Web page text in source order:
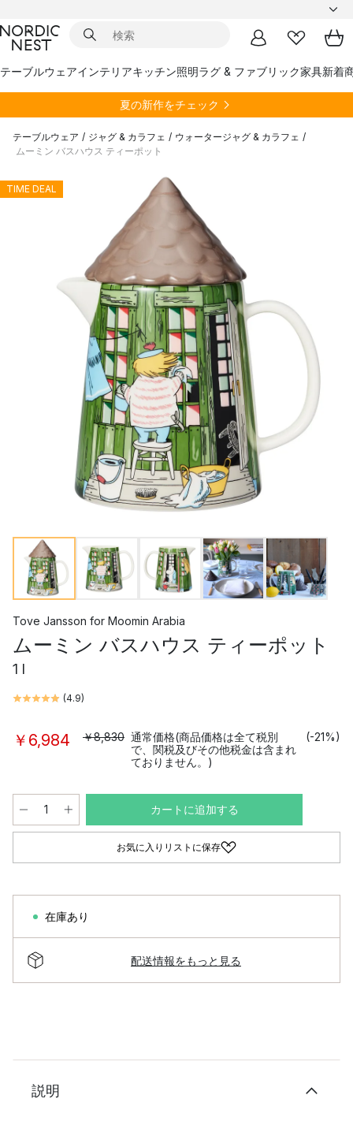
テーブルウェアインテリアキッチン照明ラグ & ファブリック家具新着
夏の新作をチェック
テーブルウェア / ジャグ & カラフェ / ウォータージャグ & カラフェ /
ムーミン バスハウス ティーポット
TIME DEAL
Tove Jansson for Moomin Arabia
ムーミン バスハウス ティーポット
1 l
(4.9)
￥6,984 ￥8,830 通常価格(商品価格は全て税別
で、関税及びその他税金は含まれ
ておりません。)
(-21%)
カートに追加する
お気に入りリストに保存
在庫あり
配送情報をもっと見る
説明